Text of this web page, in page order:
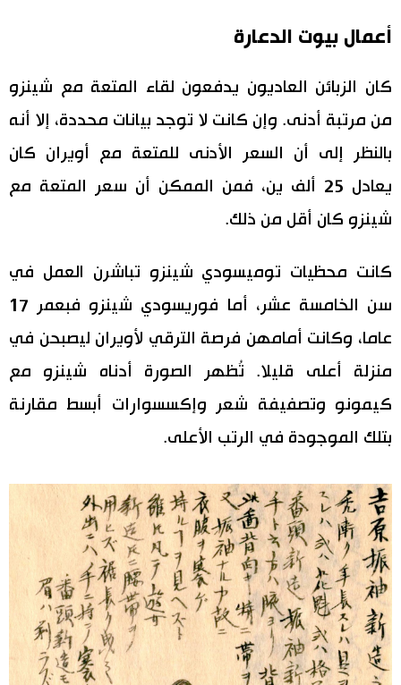
أعمال بيوت الدعارة
كان الزبائن العاديون يدفعون لقاء المتعة مع شينزو
من مرتبة أدنى. وإن كانت لا توجد بيانات محددة، إلا أنه
بالنظر إلى أن السعر الأدنى للمتعة مع أويران كان
يعادل 25 ألف ين، فمن الممكن أن سعر المتعة مع
شينزو كان أقل من ذلك.
كانت محظيات توميسودي شينزو تباشرن العمل في
سن الخامسة عشر، أما فوريسودي شينزو فبعمر 17
عاما، وكانت أمامهن فرصة الترقي لأويران ليصبحن في
منزلة أعلى قليلا. تُظهر الصورة أدناه شينزو مع
كيمونو وتصفيفة شعر وإكسسوارات أبسط مقارنة
بتلك الموجودة في الرتب الأعلى.